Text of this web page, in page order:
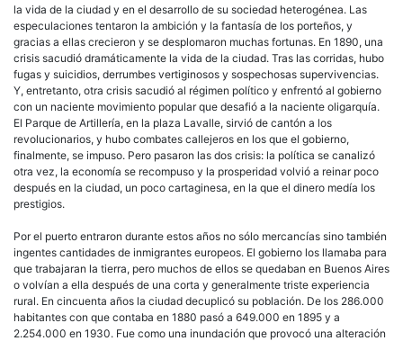
la vida de la ciudad y en el desarrollo de su sociedad heterogénea. Las
especulaciones tentaron la ambición y la fantasía de los porteños, y
gracias a ellas crecieron y se desplomaron muchas fortunas. En 1890, una
crisis sacudió dramáticamente la vida de la ciudad. Tras las corridas, hubo
fugas y suicidios, derrumbes vertiginosos y sospechosas supervivencias.
Y, entretanto, otra crisis sacudió al régimen político y enfrentó al gobierno
con un naciente movimiento popular que desafió a la naciente oligarquía.
El Parque de Artillería, en la plaza Lavalle, sirvió de cantón a los
revolucionarios, y hubo combates callejeros en los que el gobierno,
finalmente, se impuso. Pero pasaron las dos crisis: la política se canalizó
otra vez, la economía se recompuso y la prosperidad volvió a reinar poco
después en la ciudad, un poco cartaginesa, en la que el dinero medía los
prestigios.
Por el puerto entraron durante estos años no sólo mercancías sino también
ingentes cantidades de inmigrantes europeos. El gobierno los llamaba para
que trabajaran la tierra, pero muchos de ellos se quedaban en Buenos Aires
o volvían a ella después de una corta y generalmente triste experiencia
rural. En cincuenta años la ciudad decuplicó su población. De los 286.000
habitantes con que contaba en 1880 pasó a 649.000 en 1895 y a
2.254.000 en 1930. Fue como una inundación que provocó una alteración